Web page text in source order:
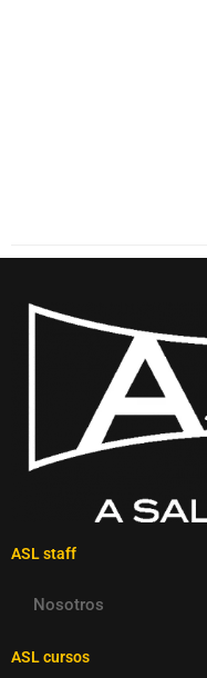
ASL staff
Nosotros
ASL cursos